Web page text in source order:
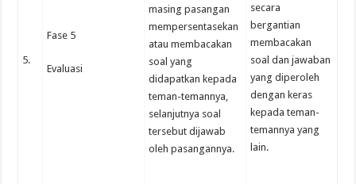
5.
Fase 5
Evaluasi
masing pasangan
mempersentasekan
atau membacakan
soal yang
didapatkan kepada
teman-temannya,
selanjutnya soal
tersebut dijawab
oleh pasangannya.
secara
bergantian
membacakan
soal dan jawaban
yang diperoleh
dengan keras
kepada teman-
temannya yang
lain.